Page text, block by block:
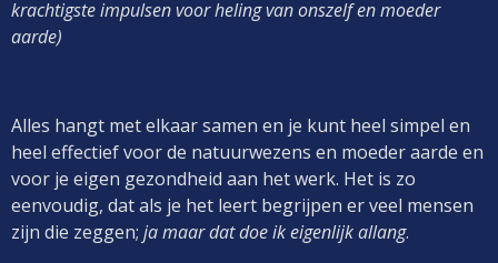
krachtigste impulsen voor heling van onszelf en moeder
aarde)
Alles hangt met elkaar samen en je kunt heel simpel en
heel effectief voor de natuurwezens en moeder aarde en
voor je eigen gezondheid aan het werk. Het is zo
eenvoudig, dat als je het leert begrijpen er veel mensen
zijn die zeggen; ja maar dat doe ik eigenlijk allang.